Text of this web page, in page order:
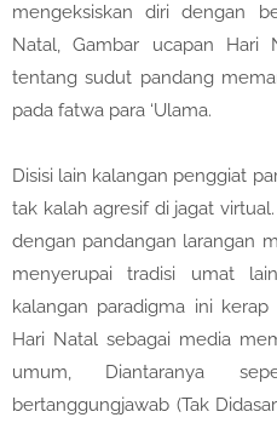
mengeksiskan diri dengan
Natal, Gambar ucapan Hari
tentang sudut pandang
pada fatwa para ‘Ulama.
Disisi lain kalangan penggiat
tak kalah agresif di jagat
dengan pandangan larangan
menyerupai tradisi umat
kalangan paradigma ini
Hari Natal sebagai media
umum, Diantaranya
bertanggungjawab (Tak